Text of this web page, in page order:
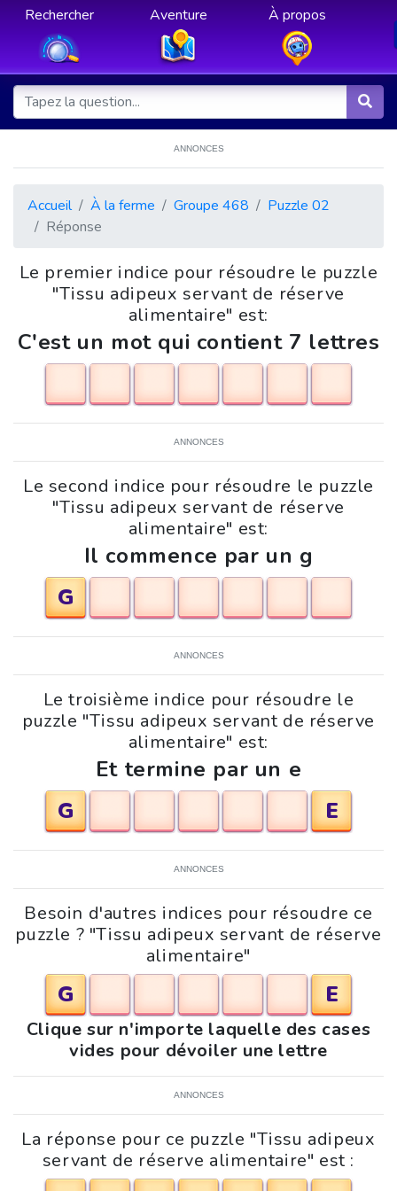
Rechercher Aventure À propos
ANNONCES
Accueil À la ferme Groupe 468
Puzzle 02
Réponse
Le premier indice pour résoudre le puzzle
"Tissu adipeux servant de réserve
alimentaire" est:
C'est un mot qui contient 7 lettres
ANNONCES
Le second indice pour résoudre le puzzle
"Tissu adipeux servant de réserve
alimentaire" est:
Il commence par un g
G
ANNONCES
Le troisième indice pour résoudre le
puzzle "Tissu adipeux servant de réserve
alimentaire" est:
Et termine par un e
G
E
ANNONCES
Besoin d'autres indices pour résoudre ce
puzzle ? "Tissu adipeux servant de réserve
alimentaire"
G E
Clique sur n'importe laquelle des cases
vides pour dévoiler une lettre
ANNONCES
La réponse pour ce puzzle "Tissu adipeux
servant de réserve alimentaire" est :